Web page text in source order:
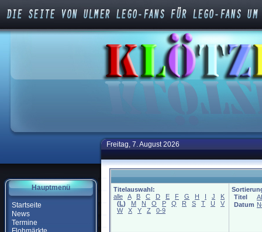
Hauptmenü
Startseite
News
Termine
Freitag, 7. August 2026
Titelauswahl:
alle
A B C D E F G H I J
K
(L) M N O P Q R S T U
V
W
X Y Z 0-9
Titel
Datum